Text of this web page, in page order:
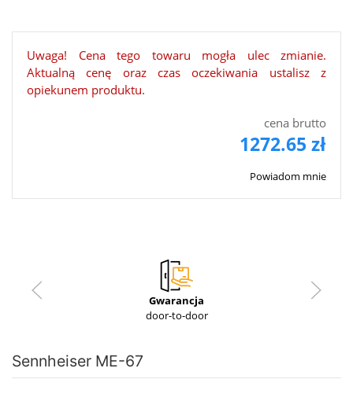
Uwaga! Cena tego towaru mogła ulec zmianie.
Aktualną cenę oraz czas oczekiwania ustalisz z
opiekunem produktu.
cena brutto
1272.65 zł
Powiadom mnie
Gwarancja
door-to-door
Sennheiser ME-67